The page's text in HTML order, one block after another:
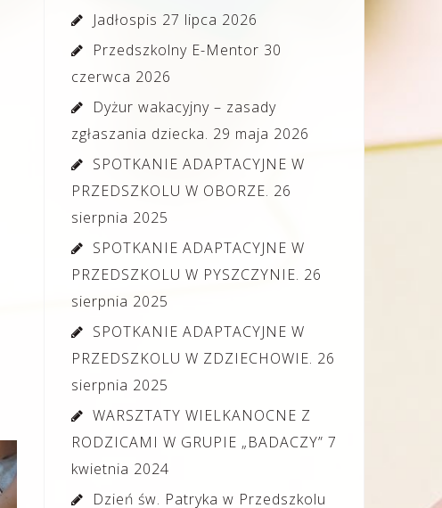
Jadłospis 27 lipca 2026
Przedszkolny E-Mentor 30
czerwca 2026
Dyżur wakacyjny – zasady
zgłaszania dziecka. 29 maja 2026
SPOTKANIE ADAPTACYJNE W
PRZEDSZKOLU W OBORZE. 26
sierpnia 2025
SPOTKANIE ADAPTACYJNE W
PRZEDSZKOLU W PYSZCZYNIE. 26
sierpnia 2025
SPOTKANIE ADAPTACYJNE W
PRZEDSZKOLU W ZDZIECHOWIE. 26
sierpnia 2025
WARSZTATY WIELKANOCNE Z
RODZICAMI W GRUPIE „BADACZY” 7
kwietnia 2024
Dzień św. Patryka w Przedszkolu